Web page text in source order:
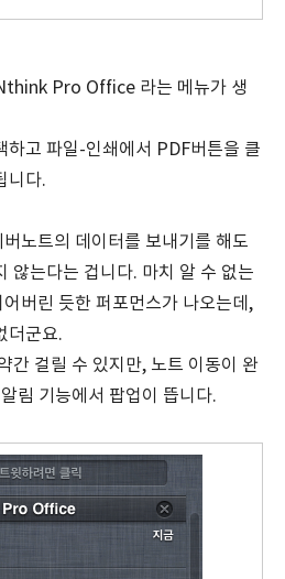
Pro Office 라는 메뉴가 생
하고 파일-인쇄에서 PDF버튼을 클
니다.
노트의 데이터를 보내기를 해도
않는다는 겁니다. 마치 알 수 없는
버린 듯한 퍼포먼스가 나오는데,
더군요.
간 걸릴 수 있지만, 노트 이동이 완
림 기능에서 팝업이 뜹니다.